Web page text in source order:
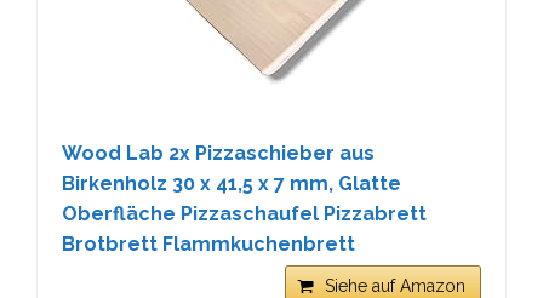
Wood Lab 2x Pizzaschieber aus
Birkenholz 30 x 41,5 x 7 mm, Glatte
Oberfläche Pizzaschaufel Pizzabrett
Brotbrett Flammkuchenbrett
Siehe auf Amazon